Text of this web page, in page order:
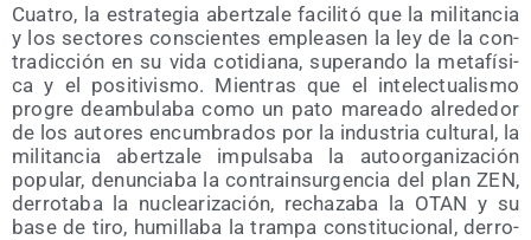
Cua­tro, la estra­te­gia aber­tza­le faci­li­tó que la mili­tan­cia
y los sec­to­res cons­cien­tes emplea­sen la ley de la con­
tra­dic­ción en su vida coti­dia­na, superan­do la meta­fí­si­
ca y el posi­ti­vis­mo. Mien­tras que el inte­lec­tua­lis­mo
pro­gre deam­bu­la­ba como un pato marea­do alre­de­dor
de los auto­res encum­bra­dos por la indus­tria cul­tu­ral, la
mili­tan­cia aber­tza­le impul­sa­ba la auto­or­ga­ni­za­ción
popu­lar, denun­cia­ba la con­tra­in­sur­gen­cia del plan ZEN,
derro­ta­ba la nuclea­ri­za­ción, recha­za­ba la OTAN y su
base de tiro, humi­lla­ba la tram­pa cons­ti­tu­cio­nal, derro­